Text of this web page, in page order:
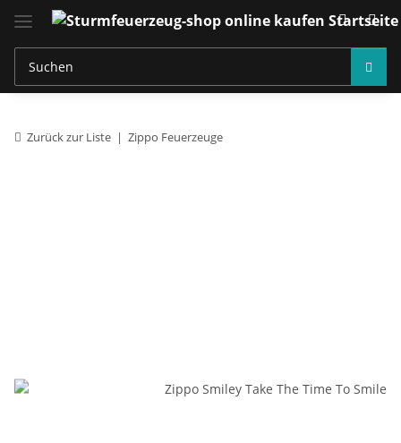
Zurück zur Liste Zippo Feuerzeuge